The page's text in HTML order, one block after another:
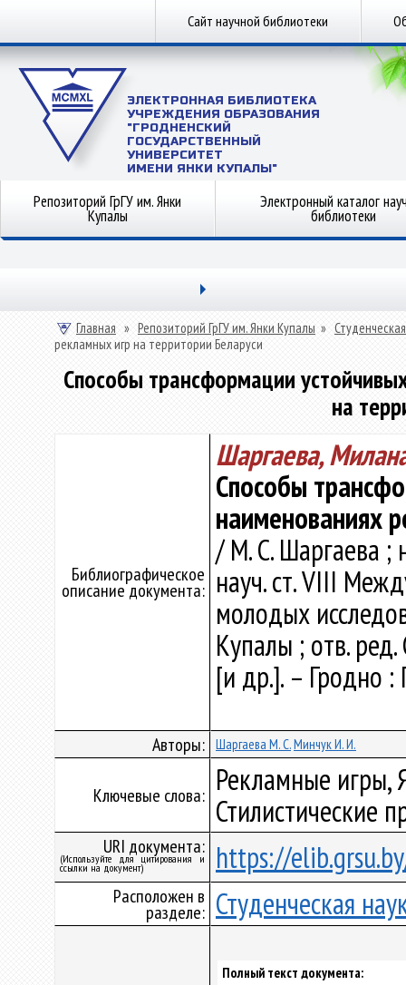
Сайт научной библиотеки
ЭЛЕКТРОННАЯ БИБЛИОТЕКА
УЧРЕЖДЕНИЯ ОБРАЗОВАНИЯ
"ГРОДНЕНСКИЙ
ГОСУДАРСТВЕННЫЙ
УНИВЕРСИТЕТ
ИМЕНИ ЯНКИ КУПАЛЫ"
Репозиторий ГрГУ им. Янки
Купалы
Электронный каталог
библиотеки
Главная » Репозиторий ГрГУ им. Янки Купалы »
рекламных игр на территории Беларуси
Способы трансформации
на
Библиографическое
описание документа:
Шаргаева,
Способы
наименованиях
/ М. С. Шаргаева ;
науч. ст. VIII
молодых
Купалы ; отв. ред.
[и др.]. – Гродно
Авторы: Шаргаева М. С.Минчук И. И.
Ключевые слова: Рекламные игры,
Стилистические
URI документа:
(Используйте для цитирования и
ссылки на документ) https://
Расположен в
разделе: Студенческая
Полный текст документа: